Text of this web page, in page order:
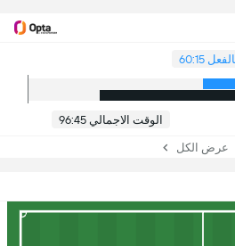
60:15
الوقت الاجمالي 96:45
عرض الكل